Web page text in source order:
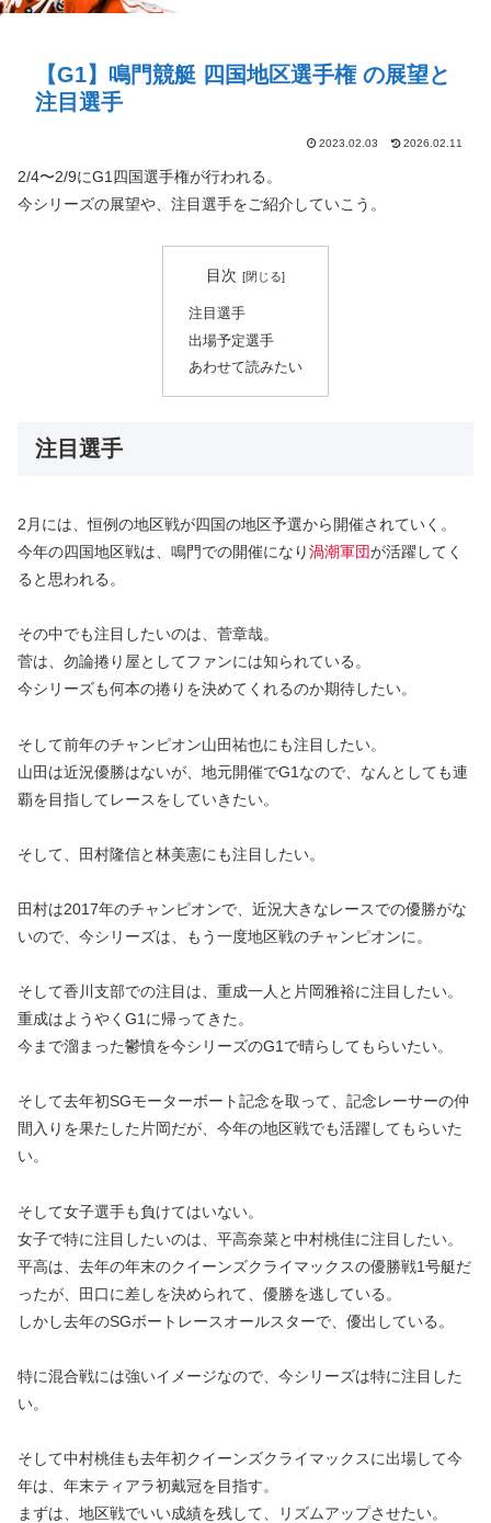
【G1】鳴門競艇 四国地区選手権 の展望と
注目選手
2023.02.03 2026.02.11
2/4〜2/9にG1四国選手権が行われる。
今シリーズの展望や、注目選手をご紹介していこう。
目次
注目選手
出場予定選手
あわせて読みたい
注目選手
2月には、恒例の地区戦が四国の地区予選から開催されていく。
今年の四国地区戦は、鳴門での開催になり渦潮軍団が活躍してく
ると思われる。
その中でも注目したいのは、菅章哉。
菅は、勿論捲り屋としてファンには知られている。
今シリーズも何本の捲りを決めてくれるのか期待したい。
そして前年のチャンピオン山田祐也にも注目したい。
山田は近況優勝はないが、地元開催でG1なので、なんとしても連
覇を目指してレースをしていきたい。
そして、 田村隆信と林美憲にも注目したい。
田村は2017年のチャンピオンで、近況大きなレースでの優勝がな
いので、今シリーズは、もう一度地区戦のチャンピオンに。
そして香川支部での注目は、 重成一人 と 片岡雅裕に注目したい。
重成はようやくG1に帰ってきた。
今まで溜まった鬱憤を今シリーズのG1で晴らしてもらいたい。
そして去年初SGモーターボート記念を取って、記念レーサーの仲
間入りを果たした片岡だが、今年の地区戦でも活躍してもらいた
い。
そして女子選手も負けてはいない。
女子で特に注目したいのは、 平高奈菜と中村桃佳に注目したい。
平高は、去年の年末のクイーンズクライマックスの優勝戦1号艇だ
ったが、田口に差しを決められて、優勝を逃している。
しかし去年のSGボートレースオールスターで、優出している。
特に混合戦には強いイメージなので、今シリーズは特に注目した
い。
そして中村桃佳も去年初クイーンズクライマックスに出場して今
年は、年末ティアラ初戴冠を目指す。
まずは、地区戦でいい成績を残して、リズムアップさせたい。